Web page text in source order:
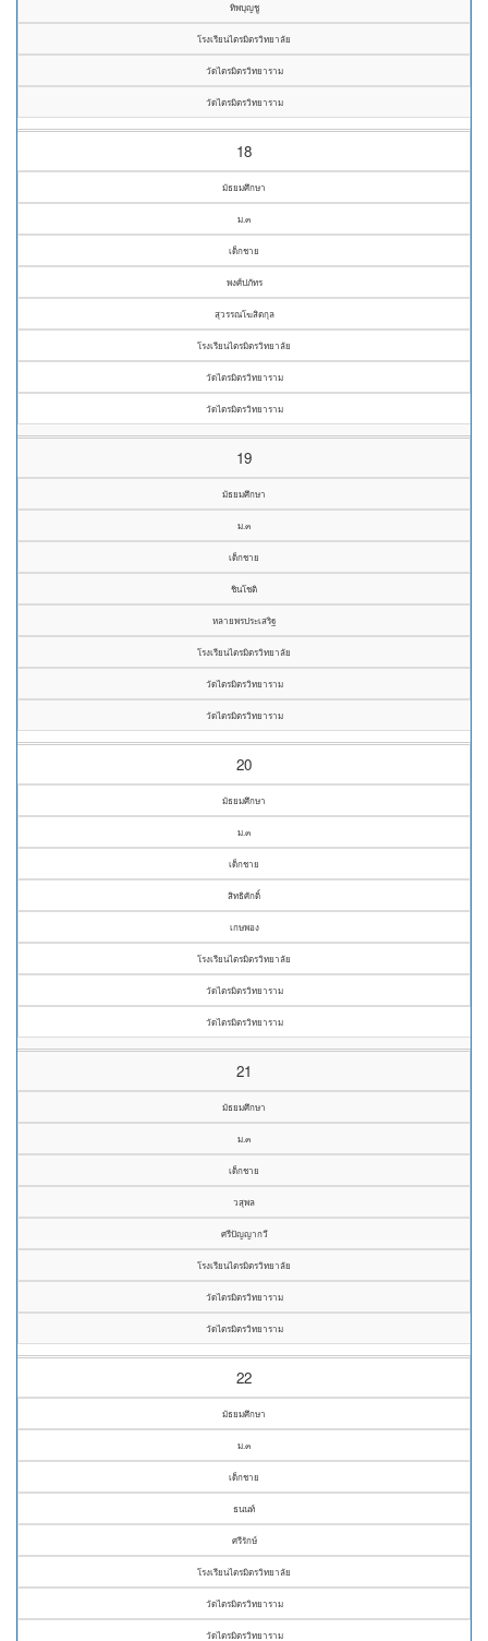
ทิพบุญชู
โรงเรียนไตรมิตรวิทยาลัย
วัดไตรมิตรวิทยาราม
วัดไตรมิตรวิทยาราม
18
มัธยมศึกษา
ม.๓
เด็กชาย
พงศ์ปภัทร
สุวรรณโฆสิตกุล
โรงเรียนไตรมิตรวิทยาลัย
วัดไตรมิตรวิทยาราม
วัดไตรมิตรวิทยาราม
19
มัธยมศึกษา
ม.๓
เด็กชาย
ชินโชติ
หลายพรประเสริฐ
โรงเรียนไตรมิตรวิทยาลัย
วัดไตรมิตรวิทยาราม
วัดไตรมิตรวิทยาราม
20
มัธยมศึกษา
ม.๓
เด็กชาย
สิทธิศักดิ์
เกษพอง
โรงเรียนไตรมิตรวิทยาลัย
วัดไตรมิตรวิทยาราม
วัดไตรมิตรวิทยาราม
21
มัธยมศึกษา
ม.๓
เด็กชาย
วสุพล
ศรีปัญญากวี
โรงเรียนไตรมิตรวิทยาลัย
วัดไตรมิตรวิทยาราม
วัดไตรมิตรวิทยาราม
22
มัธยมศึกษา
ม.๓
เด็กชาย
ธนนท์
ศรีรักษ์
โรงเรียนไตรมิตรวิทยาลัย
วัดไตรมิตรวิทยาราม
วัดไตรมิตรวิทยาราม